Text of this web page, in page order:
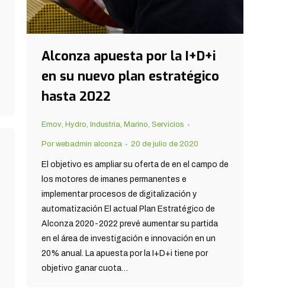
Alconza apuesta por la I+D+i
en su nuevo plan estratégico
hasta 2022
Emov, Hydro, Industria, Marino, Servicios
Por webadmin alconza 20 de julio de 2020
El objetivo es ampliar su oferta de en el campo de
los motores de imanes permanentes e
implementar procesos de digitalización y
automatización El actual Plan Estratégico de
Alconza 2020-2022 prevé aumentar su partida
en el área de investigación e innovación en un
20% anual. La apuesta por la I+D+i tiene por
objetivo ganar cuota…